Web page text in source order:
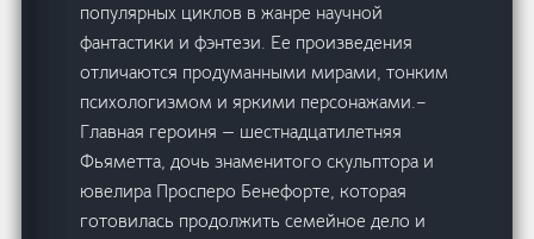
популярных циклов в жанре научной
фантастики и фэнтези. Ее произведения
отличаются продуманными мирами, тонким
психологизмом и яркими персонажами.–
Главная героиня — шестнадцатилетняя
Фьяметта, дочь знаменитого скульптора и
ювелира Просперо Бенефорте, которая
готовилась продолжить семейное дело и